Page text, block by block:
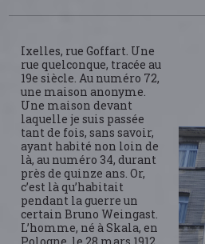
Ixelles, rue Goffart. Une
rue quelconque, tracée au
19e siècle. Au numéro 72,
une maison anonyme.
Une maison devant
laquelle je suis passée
tant de fois, sans savoir,
ayant habité non loin de
là, au numéro 34, durant
près de quinze ans. Or,
c’est là qu’habitait
pendant la guerre un
certain Bruno Weingast.
L’homme, né à Skala, en